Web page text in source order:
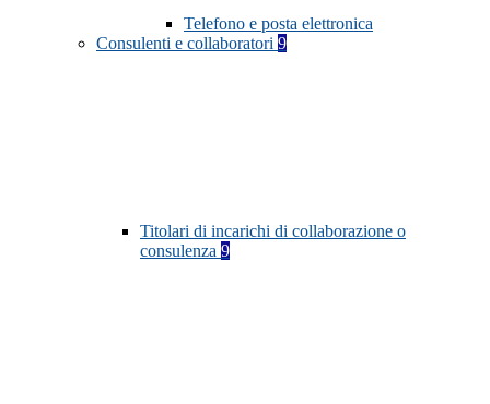
Telefono e posta elettronica
Consulenti e collaboratori 9
Titolari di incarichi di collaborazione o
consulenza 9